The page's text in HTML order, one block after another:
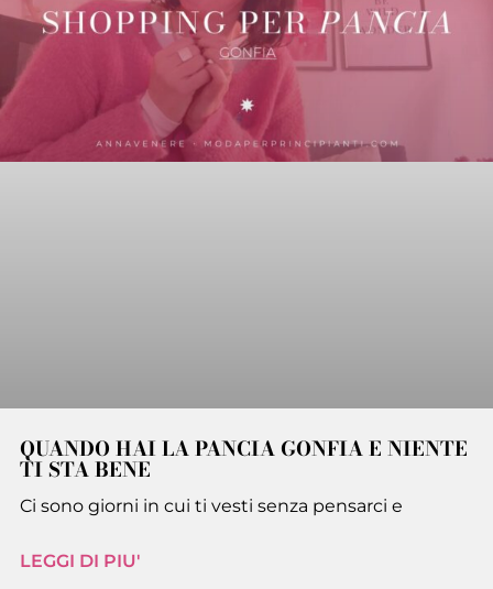
QUANDO HAI LA PANCIA GONFIA E NIENTE
TI STA BENE
Ci sono giorni in cui ti vesti senza pensarci e
LEGGI DI PIU'